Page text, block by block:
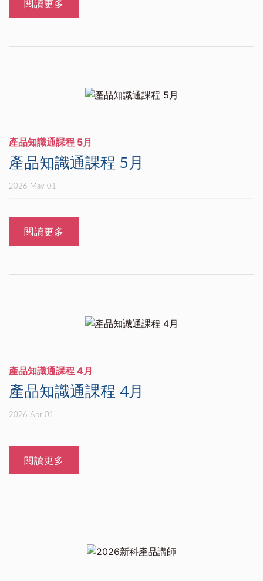
閱讀更多
產品知識通課程 5月
產品知識通課程 5月
2026 May 01
閱讀更多
產品知識通課程 4月
產品知識通課程 4月
2026 Apr 01
閱讀更多